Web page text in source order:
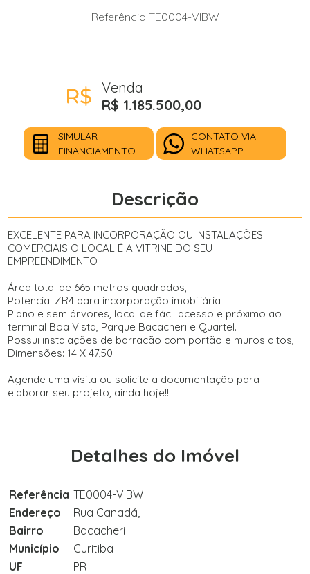
Referência TE0004-VIBW
Venda
R$ 1.185.500,00
SIMULAR
FINANCIAMENTO
CONTATO VIA
WHATSAPP
Descrição
EXCELENTE PARA INCORPORAÇÃO OU INSTALAÇÕES
COMERCIAIS O LOCAL É A VITRINE DO SEU
EMPREENDIMENTO
Área total de 665 metros quadrados,
Potencial ZR4 para incorporação imobiliária
Plano e sem árvores, local de fácil acesso e próximo ao
terminal Boa Vista, Parque Bacacheri e Quartel.
Possui instalações de barracão com portão e muros altos,
Dimensões: 14 X 47,50
Agende uma visita ou solicite a documentação para
elaborar seu projeto, ainda hoje!!!!
Detalhes do Imóvel
Referência TE0004-VIBW
Endereço
Rua Canadá,
Bairro
Bacacheri
Município
Curitiba
UF
PR